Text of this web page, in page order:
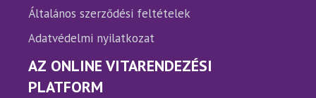
Általános szerződési feltételek
Adatvédelmi nyilatkozat
AZ ONLINE VITARENDEZÉSI
PLATFORM